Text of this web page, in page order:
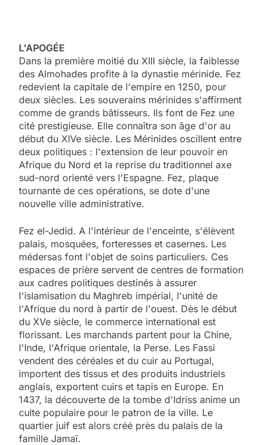
L'APOGÉE
Dans la première moitié du XIII siècle, la faiblesse
des Almohades profite à la dynastie mérinide. Fez
redevient la capitale de l'empire en 1250, pour
deux siècles. Les souverains mérinides s'affirment
comme de grands bâtisseurs. Ils font de Fez une
cité prestigieuse. Elle connaîtra son âge d'or au
début du XIVe siècle. Les Mérinides oscillent entre
deux politiques : l'extension de leur pouvoir en
Afrique du Nord et la reprise du traditionnel axe
sud-nord orienté vers l'Espagne. Fez, plaque
tournante de ces opérations, se dote d'une
nouvelle ville administrative.
Fez el-Jedid. A l'intérieur de l'enceinte, s'élèvent
palais, mosquées, forteresses et casernes. Les
médersas font l'objet de soins particuliers. Ces
espaces de prière servent de centres de formation
aux cadres politiques destinés à assurer
l'islamisation du Maghreb impérial, l'unité de
l'Afrique du nord à partir de l'ouest. Dès le début
du XVe siècle, le commerce international est
florissant. Les marchands partent pour la Chine,
l'Inde, l'Afrique orientale, la Perse. Les Fassi
vendent des céréales et du cuir au Portugal,
importent des tissus et des produits industriels
anglais, exportent cuirs et tapis en Europe. En
1437, la découverte de la tombe d'Idriss anime un
culte populaire pour le patron de la ville. Le
quartier juif est alors créé près du palais de la
famille Jamaï.